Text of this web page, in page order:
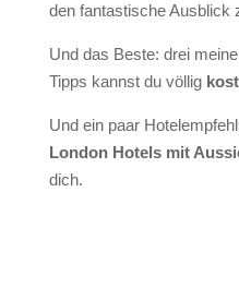
den fantastische Ausblick
Und das Beste: drei
Tipps kannst du völlig
Und ein paar
London Hotels mit
dich.